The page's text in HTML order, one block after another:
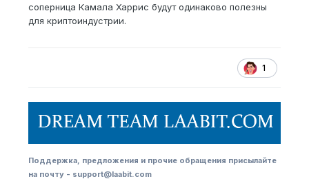
соперница Камала Харрис будут одинаково полезны
для криптоиндустрии.
1
Поддержка, предложения и прочие обращения присылайте
на почту - support@laabit.com